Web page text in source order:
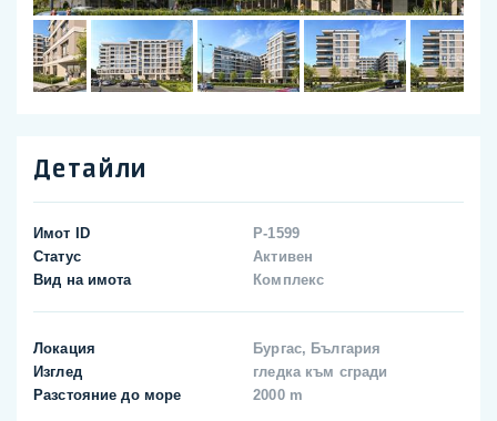
Детайли
Имот ID
P-1599
Статус
Активен
Вид на имота
Комплекс
Локация
Бургас, България
Изглед
гледка към сгради
Разстояние до море
2000 m